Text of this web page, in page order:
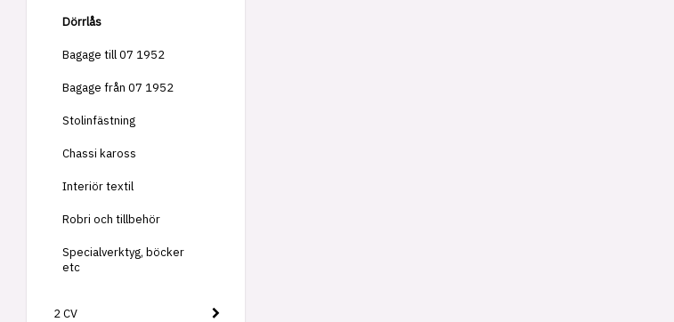
Dörrlås
Bagage till 07 1952
Bagage från 07 1952
Stolinfästning
Chassi kaross
Interiör textil
Robri och tillbehör
Specialverktyg, böcker
etc
2 CV